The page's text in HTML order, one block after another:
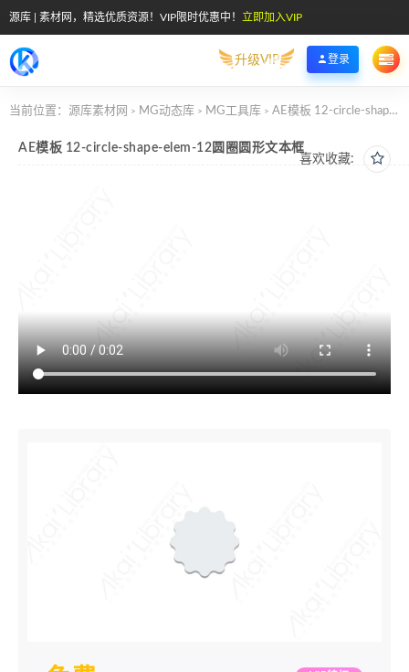
源库 | 素材网，精选优质资源！VIP限时优惠中！ 立即加入VIP
升级VIP 登录
当前位置： 源库素材网 > MG动态库 > MG工具库 > AE模板 12-circle-shape-elem-12圆圈圆形文本框
喜欢收藏:
AE模板 12-circle-shape-elem-12圆圈圆形文本框